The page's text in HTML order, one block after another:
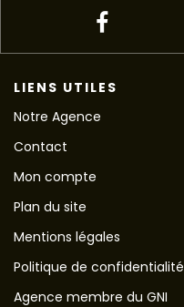
LIENS UTILES
Notre Agence
Contact
Mon compte
Plan du site
Mentions légales
Politique de confidentialité
Agence membre du GNI